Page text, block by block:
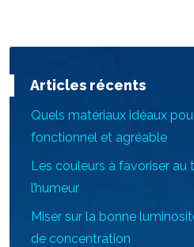
Articles récents
Quels matériaux idéaux
fonctionnel et agréable
Les couleurs à favoriser au
l’humeur
Miser sur la bonne
de concentration